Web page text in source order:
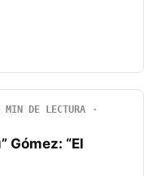
MIN DE LECTURA
Gómez: “El